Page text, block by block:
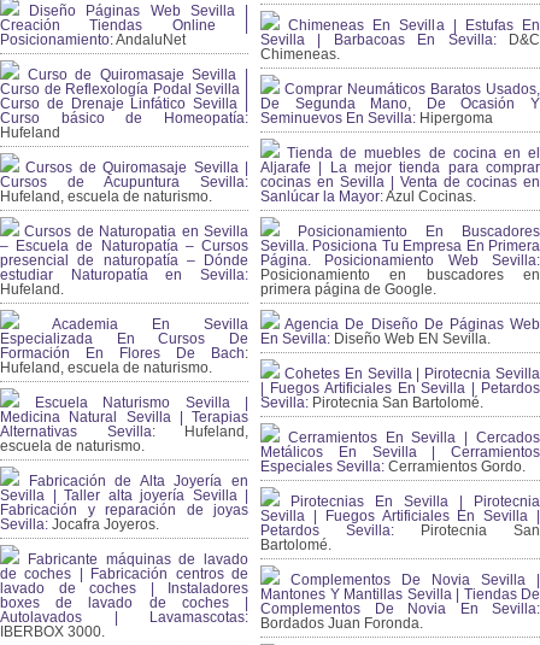
Diseño Páginas Web Sevilla |
Creación Tiendas Online |
Posicionamiento:AndaluNet
Curso de Quiromasaje Sevilla |
Curso de Reflexología Podal Sevilla |
Curso de Drenaje Linfático Sevilla |
Curso básico de Homeopatía:
Hufeland
Cursos de Quiromasaje Sevilla |
Cursos de Acupuntura Sevilla:
Hufeland, escuela de naturismo.
Cursos de Naturopatia en Sevilla
– Escuela de Naturopatía – Cursos
presencial de naturopatía – Dónde
estudiar Naturopatía en Sevilla:
Hufeland.
Academia En Sevilla
Especializada En Cursos De
Formación En Flores De Bach:
Hufeland, escuela de naturismo.
Escuela Naturismo Sevilla |
Medicina Natural Sevilla | Terapias
Alternativas Sevilla: Hufeland,
escuela de naturismo.
Fabricación de Alta Joyería en
Sevilla | Taller alta joyería Sevilla |
Fabricación y reparación de joyas
Sevilla: Jocafra Joyeros.
Fabricante máquinas de lavado
de coches | Fabricación centros de
lavado de coches | Instaladores
boxes de lavado de coches |
Autolavados | Lavamascotas:
IBERBOX 3000.
Chimeneas En Sevilla | Estufas En
Sevilla | Barbacoas En Sevilla:D&C
Chimeneas.
Comprar Neumáticos Baratos Usados,
De Segunda Mano, De Ocasión Y
Seminuevos En Sevilla: Hipergoma
Tienda de muebles de cocina en el
Aljarafe | La mejor tienda para comprar
cocinas en Sevilla | Venta de cocinas en
Sanlúcar la Mayor:Azul Cocinas.
Posicionamiento En Buscadores
Sevilla. Posiciona Tu Empresa En Primera
Página. Posicionamiento Web Sevilla:
Posicionamiento en buscadores en
primera página de Google.
Agencia De Diseño De Páginas Web
En Sevilla: Diseño Web EN Sevilla.
Cohetes En Sevilla | Pirotecnia Sevilla
| Fuegos Artificiales En Sevilla | Petardos
Sevilla: Pirotecnia San Bartolomé.
Cerramientos En Sevilla | Cercados
Metálicos En Sevilla | Cerramientos
Especiales Sevilla: Cerramientos Gordo.
Pirotecnias En Sevilla | Pirotecnia
Sevilla | Fuegos Artificiales En Sevilla |
Petardos Sevilla: Pirotecnia San
Bartolomé.
Complementos De Novia Sevilla |
Mantones Y Mantillas Sevilla | Tiendas De
Complementos De Novia En Sevilla:
Bordados Juan Foronda.